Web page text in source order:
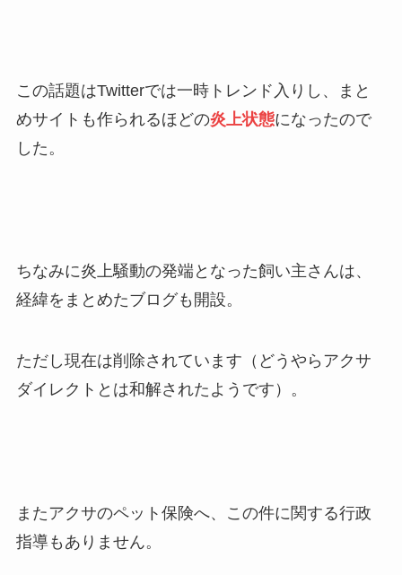
この話題はTwitterでは一時トレンド入りし、まと
めサイトも作られるほどの炎上状態になったので
した。
ちなみに炎上騒動の発端となった飼い主さんは、
経緯をまとめたブログも開設。
ただし現在は削除されています（どうやらアクサ
ダイレクトとは和解されたようです）。
またアクサのペット保険へ、この件に関する行政
指導もありません。